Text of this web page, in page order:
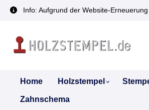
springen
Info: Aufgrund der Website-
Home Holzstempel
Zahnschema